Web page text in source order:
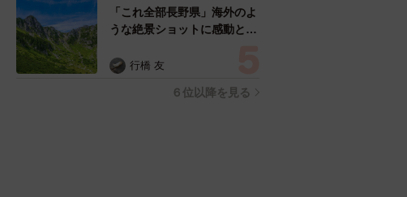
すよ…」
「これ全部長野県」海外のよ
うな絶景ショットに感動と反
ったんだって気づいた」
行橋 友
６位以降を見る